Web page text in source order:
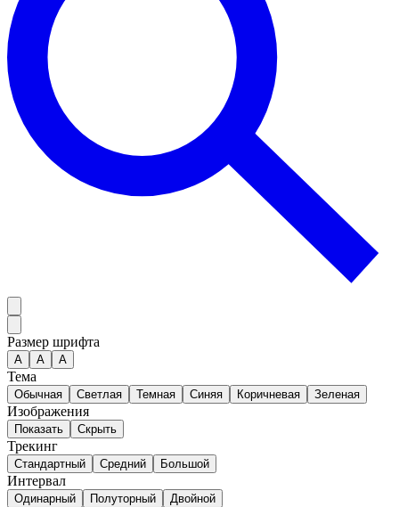
Размер шрифта
А A A
Тема
Обычная Светлая Темная Синяя Коричневая Зеленая
Изображения
Показать Скрыть
Трекинг
Стандартный Средний Большой
Интервал
Одинарный Полуторный Двойной